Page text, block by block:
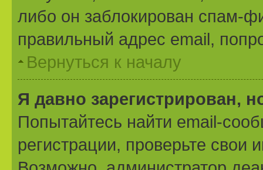
либо он заблокирован спам-
правильный адрес email,
Вернуться к началу
Я давно зарегистрирован,
Попытайтесь найти email-
регистрации, проверьте свои